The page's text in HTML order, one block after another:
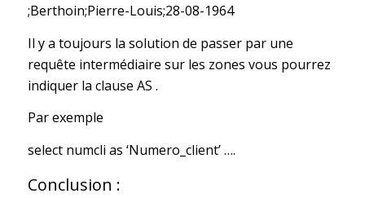
;Berthoin;Pierre-Louis;28-08-1964
Il y a toujours la solution de passer par une
requête intermédiaire sur les zones vous pourrez
indiquer la clause AS .
Par exemple
select numcli as ‘Numero_client’ ….
Conclusion :